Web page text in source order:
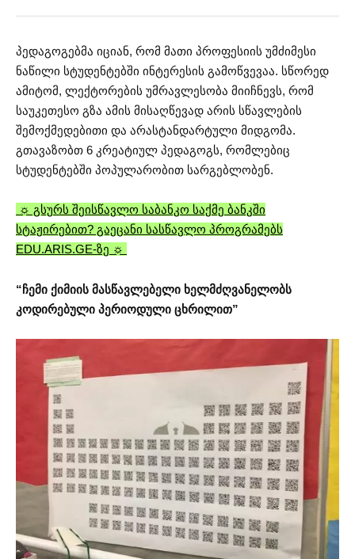
პედაგოგებმა იციან, რომ მათი პროფესიის უმძიმესი
ნაწილი სტუდენტებში ინტერესის გამოწვევაა. სწორედ
ამიტომ, ლექტორების უმრავლესობა მიიჩნევს, რომ
საუკეთესო გზა ამის მისაღწევად არის სწავლების
შემოქმედებითი და არასტანდარტული მიდგომა.
გთავაზობთ 6 კრეატიულ პედაგოგს, რომლებიც
სტუდენტებში პოპულარობით სარგებლობენ.
☼ გსურს შეისწავლო საბანკო საქმე ბანკში
სტაჟირებით? გაეცანი სასწავლო პროგრამებს
EDU.ARIS.GE-ზე ☼
“ჩემი ქიმიის მასწავლებელი ხელმძღვანელობს
კოდირებული პერიოდული ცხრილით”